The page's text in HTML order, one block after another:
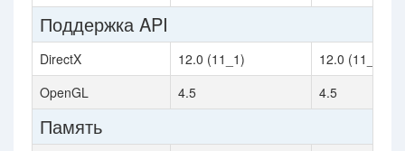
Поддержка API
DirectX 12.0 (11_1)
12.0 (11_1)
OpenGL
4.5 4.5
Память